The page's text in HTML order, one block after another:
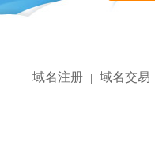
域名注册 | 域名交易